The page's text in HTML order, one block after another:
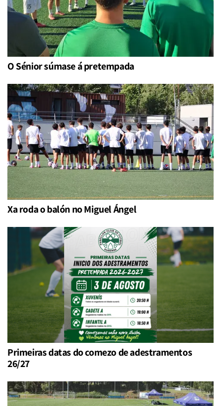
O Sénior súmase á pretempada
Xa roda o balón no Miguel Ángel
Primeiras datas do comezo de adestramentos
26/27